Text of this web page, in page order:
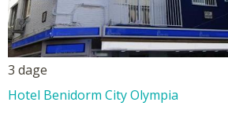
3 dage
Hotel Benidorm City Olympia